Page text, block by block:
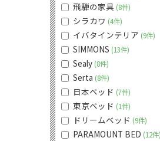
飛騨の家具 8件
シラカワ 4件
イバタインテリア 9件
SIMMONS 13件
Sealy 8件
Serta 8件
日本ベッド 7件
東京ベッド 1件
ドリームベッド 9件
PARAMOUNT BED 12件